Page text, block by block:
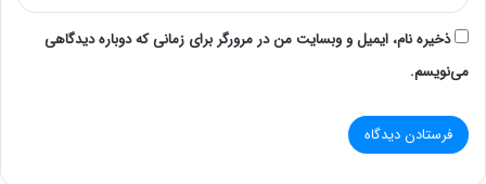
بهینه‌سازی مصرف انرژی: طراحی بهینه برای کاهش مصرف
انرژی.
راهنمایی برای انتخاب فروشنده معتبر.
نکات مربوط به خرید سرور دست دوم و بررسی شرایط و
ذخیره نام، ایمیل و وبسایت من در مرورگر برای زمانی که دوباره دیدگاهی
می‌نویسم.